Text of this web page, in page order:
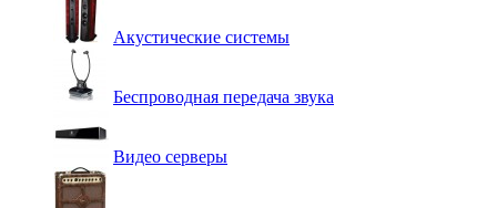
Акустические системы
Беспроводная передача звука
Видео серверы